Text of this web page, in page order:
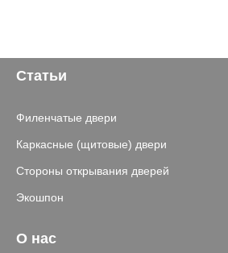
Статьи
Филенчатые двери
Каркасные (щитовые) двери
Стороны открывания дверей
Экошпон
О нас